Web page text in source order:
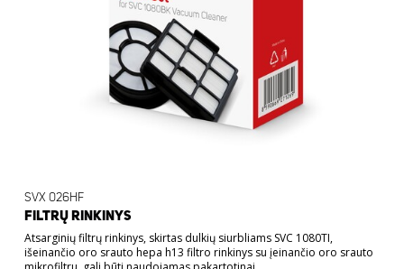
SVX 026HF
FILTRŲ RINKINYS
Atsarginių filtrų rinkinys, skirtas dulkių siurbliams SVC 1080TI,
išeinančio oro srauto hepa h13 filtro rinkinys su įeinančio oro srauto
12,99 €